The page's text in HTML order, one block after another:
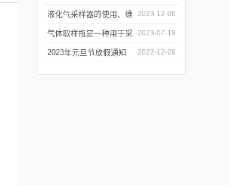
应用和优势
液化气采样器的使用、维
护与优化
2023-12-06
气体取样瓶是一种用于采
集、贮存和分析气体样品
2023-07-19
2023年元旦节放假通知 2022-12-29